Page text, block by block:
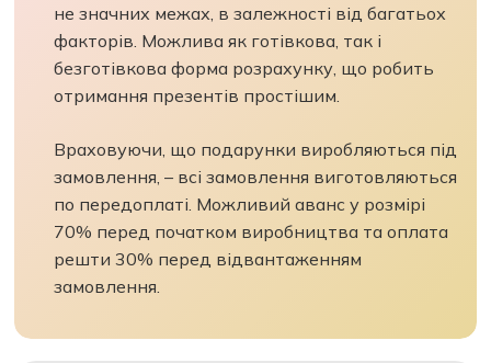
не значних межах, в залежності від багатьох
факторів. Можлива як готівкова, так і
безготівкова форма розрахунку, що робить
отримання презентів простішим.
Враховуючи, що подарунки виробляються під
замовлення, – всі замовлення виготовляються
по передоплаті. Можливий аванс у розмірі
70% перед початком виробництва та оплата
решти 30% перед відвантаженням
замовлення.